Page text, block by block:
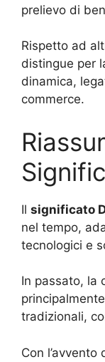
prelievo di
Rispetto ad
distingue per
dinamica,
commerce.
Il significato
nel tempo,
tecnologici e
In passato, la
tradizionali,
Con l’avvento